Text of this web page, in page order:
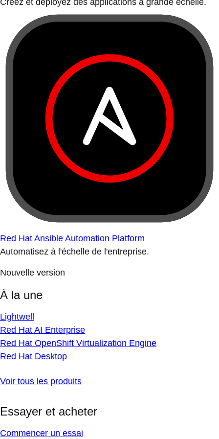
Créez et déployez des applications à grande échelle.
Red Hat Ansible Automation Platform
Automatisez à l'échelle de l'entreprise.
Nouvelle version
À la une
Lightwell
Red Hat AI Enterprise
Red Hat OpenShift Virtualization Engine
Red Hat Desktop
Voir tous les produits
Essayer et acheter
Commencer un essai